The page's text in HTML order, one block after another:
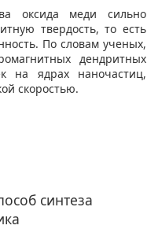
оксида меди сильно
твердость, то есть
По словам ученых,
дендритных
на ядрах наночастиц,
скоростью.
синтеза